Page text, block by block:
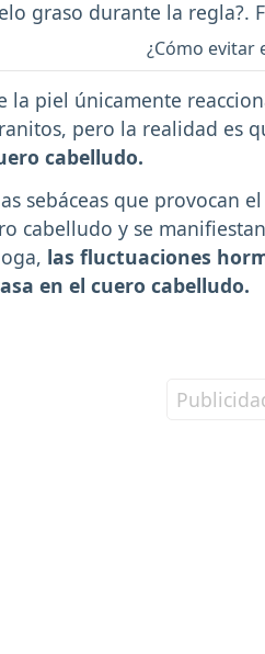
¿Cómo evitar
la piel únicamente
pero la realidad es
cabelludo.
sebáceas que provocan
cabelludo y se
las fluctuaciones
en el cuero cabelludo.